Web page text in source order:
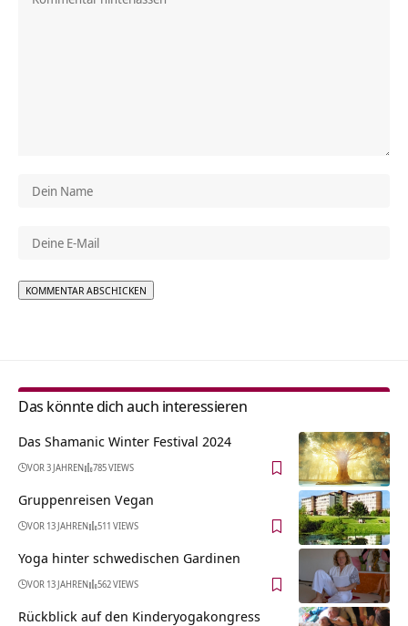
Das könnte dich auch interessieren
Das Shamanic Winter Festival 2024
VOR 3 JAHREN 785 VIEWS
Gruppenreisen Vegan
VOR 13 JAHREN 511 VIEWS
Yoga hinter schwedischen Gardinen
VOR 13 JAHREN 562 VIEWS
Rückblick auf den Kinderyogakongress